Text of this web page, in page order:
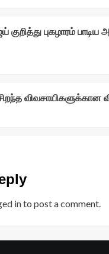
குறித்து புகழாரம்
விவசாயிகளுக்கான
into post a comment.